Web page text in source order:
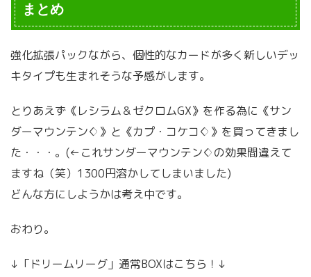
まとめ
強化拡張パックながら、個性的なカードが多く新しいデッ
キタイプも生まれそうな予感がします。
とりあえず《レシラム＆ゼクロムGX》を作る為に《サン
ダーマウンテン♢》と《カプ・コケコ♢》を買ってきまし
た・・・。(←これサンダーマウンテン♢の効果間違えて
ますね（笑）1300円溶かしてしまいました)
どんな方にしようかは考え中です。
おわり。
↓「ドリームリーグ」通常BOXはこちら！↓